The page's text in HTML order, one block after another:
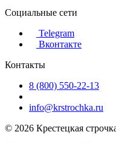
Социальные сети
Telegram
Вконтакте
Контакты
8 (800) 550-22-13
info@krstrochka.ru
© 2026 Крестецкая